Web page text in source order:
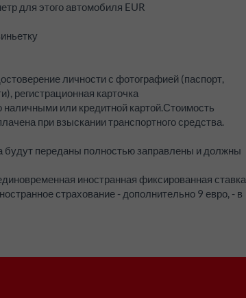
для этого автомобиля EUR
личности с фотографией (паспорт,
регистрационная карточка
наличными или кредитной картой.Стоимость
при взыскании транспортного средства.
будут переданы полностью заправлены и должны
иностранная фиксированная ставка
страхование - дополнительно 9 евро, - в